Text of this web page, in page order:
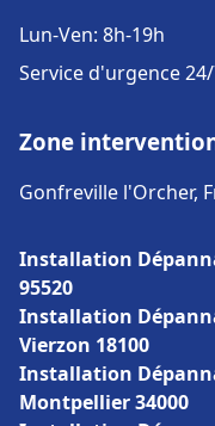
Lun-Ven: 8h-19h
Service d'urgence
Zone
Gonfreville l'Orcher,
Installation
95520
Installation
Vierzon 18100
Installation
Montpellier 34000